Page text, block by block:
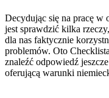
Decydując się na pracę w
jest sprawdzić kilka
dla nas faktycznie
problemów. Oto
znaleźć odpowiedź
oferującą warunki